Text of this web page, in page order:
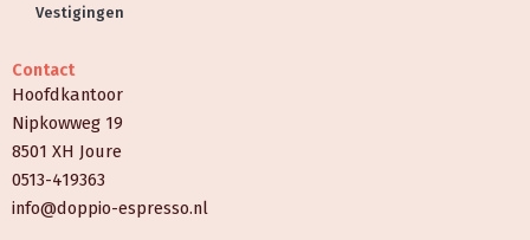
Vestigingen
Contact
Hoofdkantoor
Nipkowweg 19
8501 XH Joure
0513-419363
info@doppio-espresso.nl